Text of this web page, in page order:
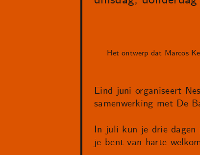
Het ontwerp dat Marcos
Eind juni organiseert
samenwerking met De
In juli kun je drie dagen
je bent van harte